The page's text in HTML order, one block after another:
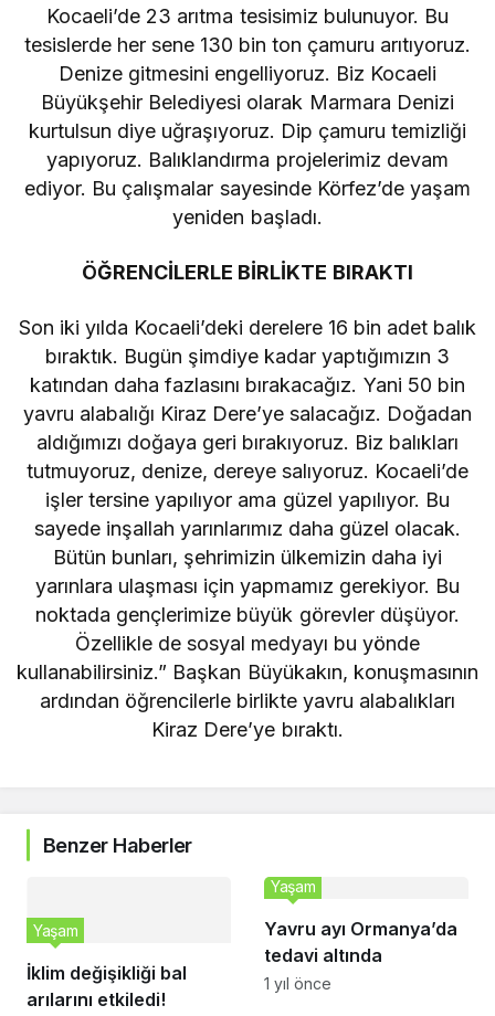
Kocaeli’de 23 arıtma tesisimiz bulunuyor. Bu
tesislerde her sene 130 bin ton çamuru arıtıyoruz.
Denize gitmesini engelliyoruz. Biz Kocaeli
Büyükşehir Belediyesi olarak Marmara Denizi
kurtulsun diye uğraşıyoruz. Dip çamuru temizliği
yapıyoruz. Balıklandırma projelerimiz devam
ediyor. Bu çalışmalar sayesinde Körfez’de yaşam
yeniden başladı.
ÖĞRENCİLERLE BİRLİKTE BIRAKTI
Son iki yılda Kocaeli’deki derelere 16 bin adet balık
bıraktık. Bugün şimdiye kadar yaptığımızın 3
katından daha fazlasını bırakacağız. Yani 50 bin
yavru alabalığı Kiraz Dere’ye salacağız. Doğadan
aldığımızı doğaya geri bırakıyoruz. Biz balıkları
tutmuyoruz, denize, dereye salıyoruz. Kocaeli’de
işler tersine yapılıyor ama güzel yapılıyor. Bu
sayede inşallah yarınlarımız daha güzel olacak.
Bütün bunları, şehrimizin ülkemizin daha iyi
yarınlara ulaşması için yapmamız gerekiyor. Bu
noktada gençlerimize büyük görevler düşüyor.
Özellikle de sosyal medyayı bu yönde
kullanabilirsiniz.” Başkan Büyükakın, konuşmasının
ardından öğrencilerle birlikte yavru alabalıkları
Kiraz Dere’ye bıraktı.
Benzer Haberler
İklim değişikliği bal
arılarını etkiledi!
Yaşam
Yavru ayı Ormanya’da
tedavi altında
Yaşam
1 yıl önce